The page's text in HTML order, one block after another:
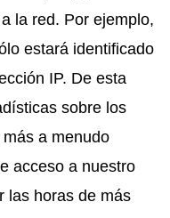
la red. Por ejemplo,
estará identificado
IP. De esta
sobre los
a menudo
acceso a nuestro
las horas de más